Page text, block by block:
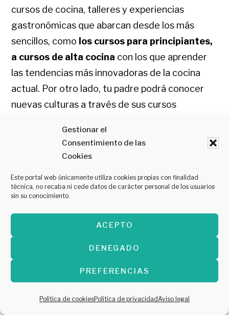
Gestionar el
Consentimiento de las
Cookies
Este portal web únicamente utiliza cookies propias con finalidad
técnica, no recaba ni cede datos de carácter personal de los usuarios
sin su conocimiento.
ACEPTO
DENEGADO
PREFERENCIAS
Política de cookiesPolítica de privacidadAviso legal
cursos de cocina, talleres y experiencias
gastronómicas que abarcan desde los más
sencillos, como los cursos para principiantes,
a cursos de alta cocina con los que aprender
las tendencias más innovadoras de la cocina
actual. Por otro lado, tu padre podrá conocer
nuevas culturas a través de sus cursos
unirte a él y divertiros aprendiendo y
todos los platos que cocinéis. Echa un vistazo
a sulistado de
susbonosregaloy deja que el futuro chef de
tu casa elija. ¡Tú decides!
Cervezas